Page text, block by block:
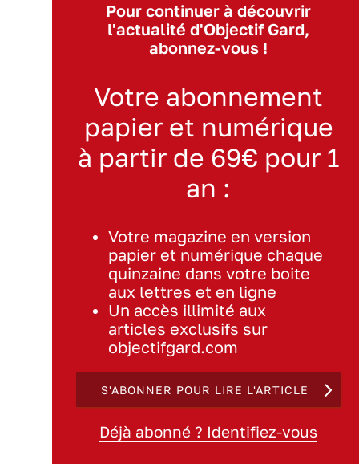
Pour continuer à découvrir
l'actualité d'Objectif Gard,
abonnez-vous !
Votre abonnement
papier et numérique
à partir de 69€ pour 1
an :
Votre magazine en version
papier et numérique chaque
quinzaine dans votre boite
aux lettres et en ligne
Un accès illimité aux
articles exclusifs sur
objectifgard.com
S'ABONNER POUR LIRE L'ARTICLE
Déjà abonné ? Identifiez-vous